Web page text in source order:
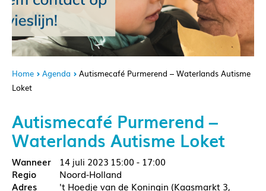
Home Agenda
Autismecafé Purmerend – Waterlands Autisme
Loket
Autismecafé Purmerend –
Waterlands Autisme Loket
14 juli 2023 15:00 - 17:00
Noord-Holland
't Hoedje van de Koningin (Kaasmarkt 3,